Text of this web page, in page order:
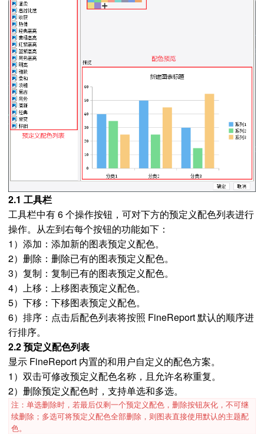
2.1 工具栏
工具栏中有 6 个操作按钮，可对下方的预定义配色列表进行
操作。从左到右每个按钮的功能如下：
1）添加：添加新的图表预定义配色。
2）删除：删除已有的图表预定义配色。
3）复制：复制已有的图表预定义配色。
4）上移：上移图表预定义配色。
5）下移：下移图表预定义配色。
6）排序：点击后配色列表将按照 FineReport 默认的顺序进
行排序。
2.2 预定义配色列表
显示 FineReport 内置的和用户自定义的配色方案。
1）双击可修改预定义配色名称，且允许名称重复。
2）删除预定义配色时，支持单选和多选。
注：单选删除时，若最后仅剩一个预定义配色，删除按钮灰化，不可继
续删除；多选可将预定义配色全部删除，则图表直接使用默认的主题配
色。